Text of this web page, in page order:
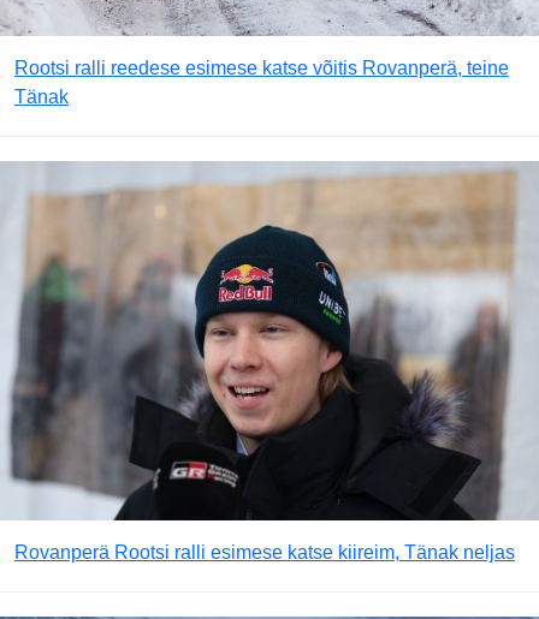
Rootsi ralli reedese esimese katse võitis Rovanperä, teine
Tänak
Rovanperä Rootsi ralli esimese katse kiireim, Tänak neljas